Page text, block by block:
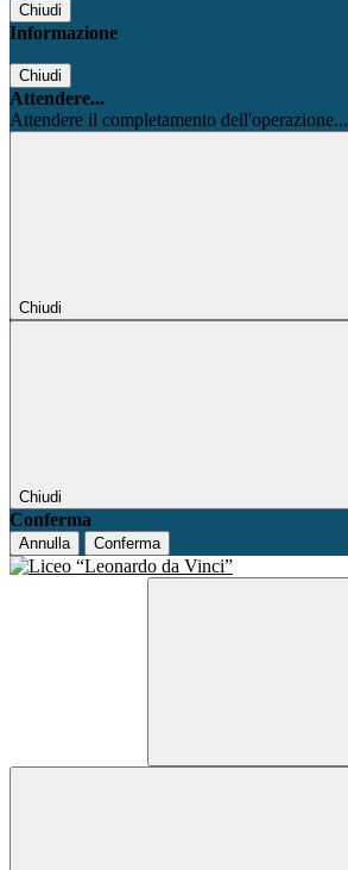
Chiudi
Informazione
Chiudi
Attendere...
Attendere il completamento dell'operazione...
Chiudi
Chiudi
Conferma
Annulla Conferma